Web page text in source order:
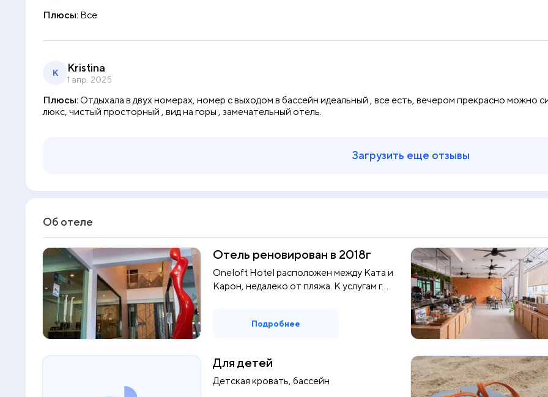
Плюсы: Все
K Kristina
1 апр. 2025
Плюсы:Отдыхала в двух номерах, номер с выходом в бассейн идеальный , все есть, вечером прекрасно можно
люкс, чистый просторный , вид на горы , замечательный отель.
Загрузить еще отзывы
Об отеле
Отель реновирован в 2018г
Oneloft Hotel расположен между Ката и
Карон, недалеко от пляжа. К услугам г...
Подробнее
Для детей
Детская кровать, бассейн